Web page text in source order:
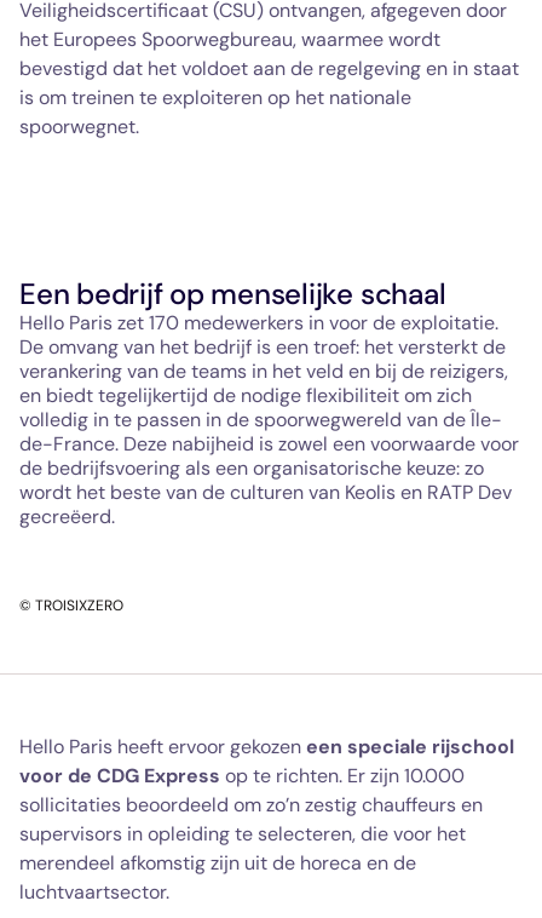
Veiligheidscertificaat (CSU) ontvangen, afgegeven door
het Europees Spoorwegbureau, waarmee wordt
bevestigd dat het voldoet aan de regelgeving en in staat
is om treinen te exploiteren op het nationale
spoorwegnet.
Een bedrijf op menselijke schaal
Hello Paris zet 170 medewerkers in voor de exploitatie.
De omvang van het bedrijf is een troef: het versterkt de
verankering van de teams in het veld en bij de reizigers,
en biedt tegelijkertijd de nodige flexibiliteit om zich
volledig in te passen in de spoorwegwereld van de Île-
de-France. Deze nabijheid is zowel een voorwaarde voor
de bedrijfsvoering als een organisatorische keuze: zo
wordt het beste van de culturen van Keolis en RATP Dev
gecreëerd.
© TROISIXZERO
Hello Paris heeft ervoor gekozeneen speciale rijschool
voor de CDG Express op te richten. Er zijn 10.000
sollicitaties beoordeeld om zo’n zestig chauffeurs en
supervisors in opleiding te selecteren, die voor het
merendeel afkomstig zijn uit de horeca en de
luchtvaartsector.